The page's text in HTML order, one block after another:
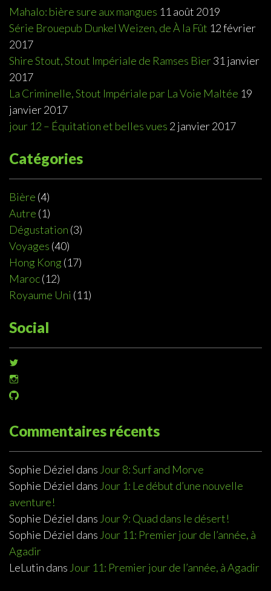
Mahalo: bière sure aux mangues 11 août 2019
Série Brouepub Dunkel Weizen, de À la Fût 12 février
2017
Shire Stout, Stout Impériale de Ramses Bier31 janvier
2017
La Criminelle, Stout Impériale par La Voie Maltée 19
janvier 2017
jour 12 – Équitation et belles vues 2 janvier 2017
Catégories
Bière (4)
Autre (1)
Dégustation (3)
Voyages (40)
Hong Kong (17)
Maroc(12)
Royaume Uni (11)
Social
de
@sophiedeziel
profil
sur
Instagram
Voir
@sophiedeziel
GitHub
Commentaires récents
Sophie Déziel dans Jour 8: Surf and Morve
Sophie Déziel dans Jour 1: Le début d’une nouvelle
aventure!
Sophie Déziel dans Jour 9: Quad dans le désert!
Sophie Déziel dans Jour 11: Premier jour de l’année, à
Agadir
LeLutin dans Jour 11: Premier jour de l’année, à Agadir